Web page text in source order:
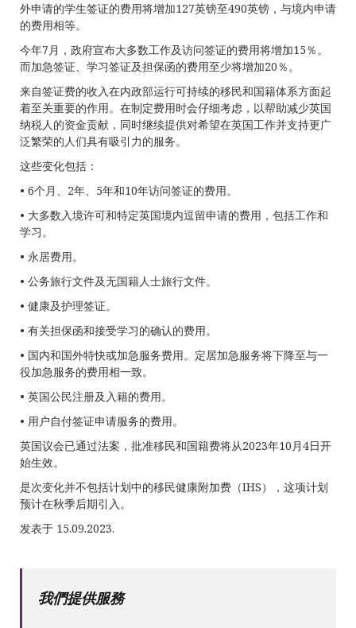
外申请的学生签证的费用将增加127英镑至490英镑，与境内申请
的费用相等。
今年7月，政府宣布大多数工作及访问签证的费用将增加15％。
而加急签证、学习签证及担保函的费用至少将增加20％。
来自签证费的收入在内政部运行可持续的移民和国籍体系方面起
着至关重要的作用。在制定费用时会仔细考虑，以帮助减少英国
纳税人的资金贡献，同时继续提供对希望在英国工作并支持更广
泛繁荣的人们具有吸引力的服务。
这些变化包括：
• 6个月、2年、5年和10年访问签证的费用。
• 大多数入境许可和特定英国境内逗留申请的费用，包括工作和
学习。
• 永居费用。
• 公务旅行文件及无国籍人士旅行文件。
• 健康及护理签证。
• 有关担保函和接受学习的确认的费用。
• 国内和国外特快或加急服务费用。定居加急服务将下降至与一
役加急服务的费用相一致。
• 英国公民注册及入籍的费用。
• 用户自付签证申请服务的费用。
英国议会已通过法案，批准移民和国籍费将从2023年10月4日开
始生效。
是次变化并不包括计划中的移民健康附加费（IHS），这项计划
预计在秋季后期引入。
发表于 15.09.2023.
我們提供服務